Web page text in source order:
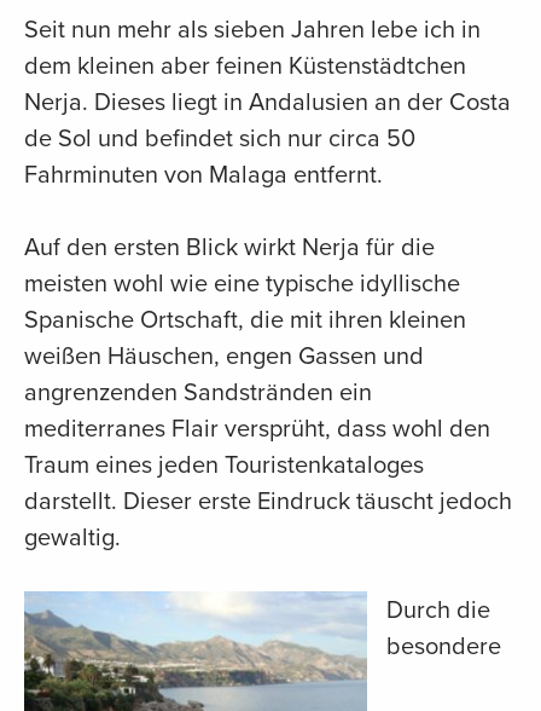
Seit nun mehr als sieben Jahren lebe ich in
dem kleinen aber feinen Küstenstädtchen
Nerja. Dieses liegt in Andalusien an der Costa
de Sol und befindet sich nur circa 50
Fahrminuten von Malaga entfernt.
Auf den ersten Blick wirkt Nerja für die
meisten wohl wie eine typische idyllische
Spanische Ortschaft, die mit ihren kleinen
weißen Häuschen, engen Gassen und
angrenzenden Sandstränden ein
mediterranes Flair versprüht, dass wohl den
Traum eines jeden Touristenkataloges
darstellt. Dieser erste Eindruck täuscht jedoch
gewaltig.
Durch die
besondere